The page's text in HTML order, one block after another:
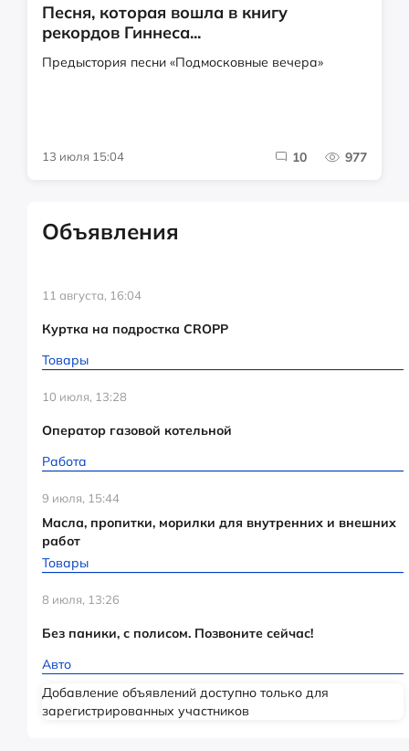
Песня, которая вошла в книгу
рекордов Гиннеса...
Предыстория песни «Подмосковные вечера»
13 июля 15:04 10 977
Объявления
11 августа, 16:04
Куртка на подростка CROPP
Товары
10 июля, 13:28
Оператор газовой котельной
Работа
9 июля, 15:44
Масла, пропитки, морилки для внутренних и внешних
работ
Товары
8 июля, 13:26
Без паники, с полисом. Позвоните сейчас!
Авто
Добавление объявлений доступно только для
зарегистрированных участников